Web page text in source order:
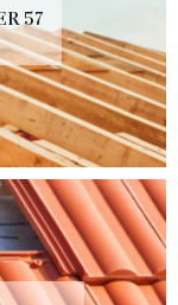
57